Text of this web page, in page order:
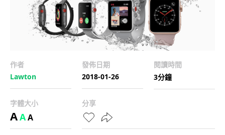
作者
Lawton
發佈日期
2018-01-26
閱讀時間
3分鐘
字體大小
AAA
分享